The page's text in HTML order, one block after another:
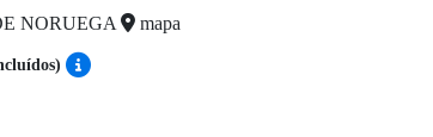
NORUEGA mapa